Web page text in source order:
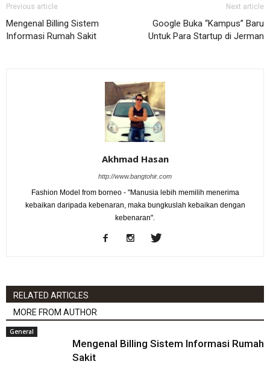
Previous article
Mengenal Billing Sistem
Informasi Rumah Sakit
Next article
Google Buka “Kampus” Baru
Untuk Para Startup di Jerman
Akhmad Hasan
http://www.bangtohir.com
Fashion Model from borneo - "Manusia lebih memilih menerima
kebaikan daripada kebenaran, maka bungkuslah kebaikan dengan
kebenaran".
RELATED ARTICLES
MORE FROM AUTHOR
General
Mengenal Billing Sistem Informasi Rumah
Sakit